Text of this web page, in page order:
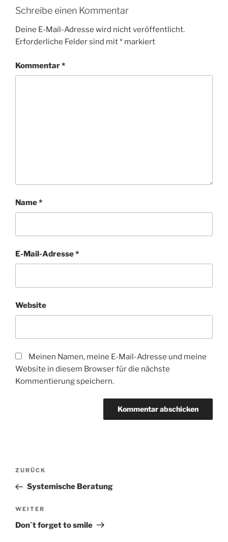
Schreibe einen Kommentar
Deine E-Mail-Adresse wird nicht veröffentlicht.
Erforderliche Felder sind mit* markiert
Kommentar*
Name*
E-Mail-Adresse*
Website
Meinen Namen, meine E-Mail-Adresse und meine
Website in diesem Browser für die nächste
Kommentierung speichern.
Beitragsnavigation
Vorheriger
Beitrag
ZURÜCK
Systemische Beratung
Nächster
Beitrag
WEITER
Don´t forget to smile